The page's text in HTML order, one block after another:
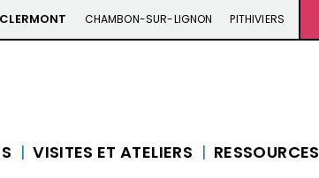
CLERMONT CHAMBON-SUR-LIGNON PITHIVIERS
VISITES ET ATELIERS RESSOURCES